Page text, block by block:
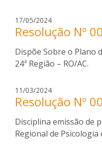
i
l
v
a
17/05/2024r
o
g
e
r
s
i
v
a
Resolução Nº
Dispõe Sobre o Plano
24ª Região – RO/AC.
11/03/2024r
o
g
e
r
Resolução Nº
Disciplina emissão de
Regional de Psicologia